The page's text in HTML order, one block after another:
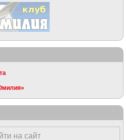
на сайт